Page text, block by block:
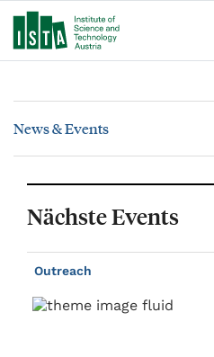
News & Events
Nächste Events
Outreach